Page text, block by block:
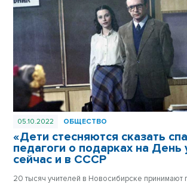
05.10.2022 ОБЩЕСТВО
«Дети стесняются сказать
педагоги о подарках на День
сейчас и в СССР
20 тысяч учителей в Новосибирске принимают